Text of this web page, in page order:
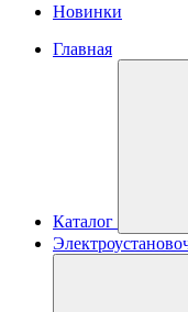
Новинки
Главная
Каталог